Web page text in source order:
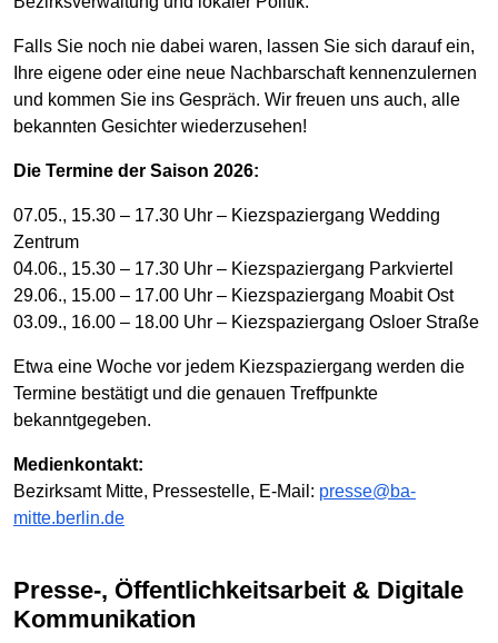
Falls Sie noch nie dabei waren, lassen Sie sich darauf ein,
Ihre eigene oder eine neue Nachbarschaft kennenzulernen
und kommen Sie ins Gespräch. Wir freuen uns auch, alle
bekannten Gesichter wiederzusehen!
Die Termine der Saison 2026:
07.05., 15.30 – 17.30 Uhr – Kiezspaziergang Wedding
Zentrum
04.06., 15.30 – 17.30 Uhr – Kiezspaziergang Parkviertel
29.06., 15.00 – 17.00 Uhr – Kiezspaziergang Moabit Ost
03.09., 16.00 – 18.00 Uhr – Kiezspaziergang Osloer Straße
Etwa eine Woche vor jedem Kiezspaziergang werden die
Termine bestätigt und die genauen Treffpunkte
bekanntgegeben.
Medienkontakt:
Bezirksamt Mitte, Pressestelle, E-Mail: presse@ba-
mitte.berlin.de
Presse-, Öffentlichkeitsarbeit & Digitale
Kommunikation